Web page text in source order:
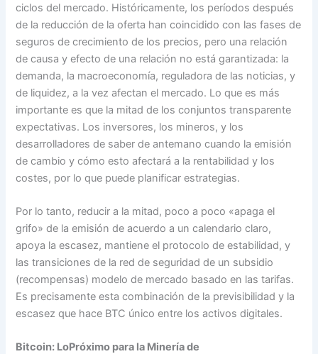
ciclos del mercado. Históricamente, los períodos después
de la reducción de la oferta han coincidido con las fases de
seguros de crecimiento de los precios, pero una relación
de causa y efecto de una relación no está garantizada: la
demanda, la macroeconomía, reguladora de las noticias, y
de liquidez, a la vez afectan el mercado. Lo que es más
importante es que la mitad de los conjuntos transparente
expectativas. Los inversores, los mineros, y los
desarrolladores de saber de antemano cuando la emisión
de cambio y cómo esto afectará a la rentabilidad y los
costes, por lo que puede planificar estrategias.
Por lo tanto, reducir a la mitad, poco a poco «apaga el
grifo» de la emisión de acuerdo a un calendario claro,
apoya la escasez, mantiene el protocolo de estabilidad, y
las transiciones de la red de seguridad de un subsidio
(recompensas) modelo de mercado basado en las tarifas.
Es precisamente esta combinación de la previsibilidad y la
escasez que hace BTC único entre los activos digitales.
Bitcoin: LoPróximo para la Minería de